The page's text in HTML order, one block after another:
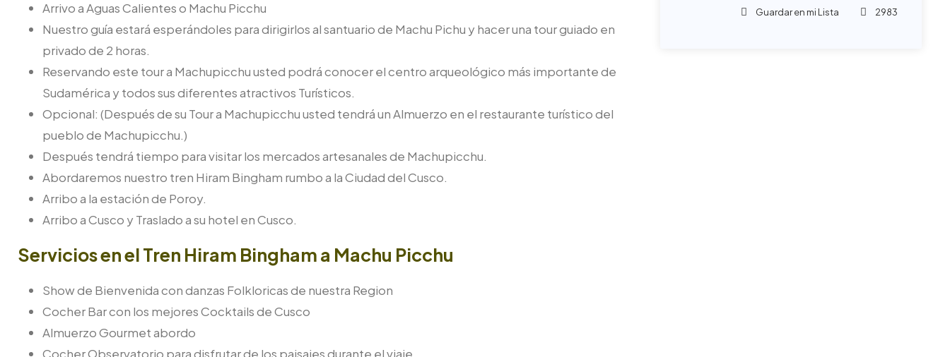
Guardar en mi Lista 2983
Arrivo a Aguas Calientes o Machu Picchu
Nuestro guía estará esperándoles para dirigirlos al santuario de Machu Pichu y hacer una tour guiado en
privado de 2 horas.
Reservando este tour a Machupicchu usted podrá conocer el centro arqueológico más importante de
Sudamérica y todos sus diferentes atractivos Turísticos.
Opcional: (Después de su Tour a Machupicchu usted tendrá un Almuerzo en el restaurante turístico del
pueblo de Machupicchu.)
Después tendrá tiempo para visitar los mercados artesanales de Machupicchu.
Abordaremos nuestro tren Hiram Bingham rumbo a la Ciudad del Cusco.
Arribo a la estación de Poroy.
Arribo a Cusco y Traslado a su hotel en Cusco.
Servicios en el Tren Hiram Bingham a Machu Picchu
Show de Bienvenida con danzas Folkloricas de nuestra Region
Cocher Bar con los mejores Cocktails de Cusco
Almuerzo Gourmet abordo
Cocher Observatorio para disfrutar de los paisajes durante el viaje